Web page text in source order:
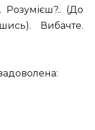
(До
Вибачте.